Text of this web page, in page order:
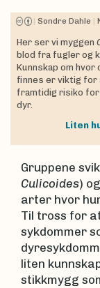
| Sondre Dahle |
Her ser vi myggen
blod fra fugler og
Kunnskap om
finnes er viktig for
framtidig risiko for
dyr.
Liten
Gruppene
Culicoides)
arter hvor
Til tross for
sykdommer
liten
stikkmygg